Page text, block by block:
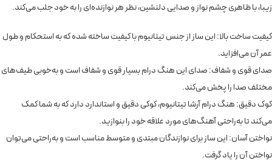
زیبا، با ظاهری چشم نواز و صدایی دلنشین، نظر هر نوازنده‌ای را به خود جلب می‌کند.
کیفیت ساخت بالا: این ساز از جنس تیتانیوم با کیفیت ساخته شده که به استحکام و طول
عمر آن می‌افزاید.
صدای قوی و شفاف: صدای این هنگ درام بسیار قوی و شفاف است و به‌خوبی طیف‌های
مختلف صدا را پخش می‌کند.
کوک دقیق: هنگ درام آرشا تیتانیوم، کوکی دقیق و استاندارد دارد که به شما کمک
می‌کند تا به‌راحتی آهنگ‌های مورد علاقه خود را بنوازید.
نواختن آسان: این ساز برای نوازندگان مبتدی و متوسط مناسب است و به‌راحتی می‌توان
نواختن آن را یاد گرفت.